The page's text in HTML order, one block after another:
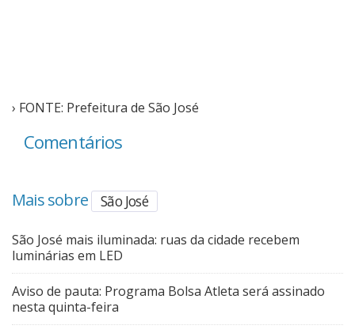
› FONTE: Prefeitura de São José
Comentários
Mais sobre São José
São José mais iluminada: ruas da cidade recebem
luminárias em LED
Aviso de pauta: Programa Bolsa Atleta será assinado
nesta quinta-feira